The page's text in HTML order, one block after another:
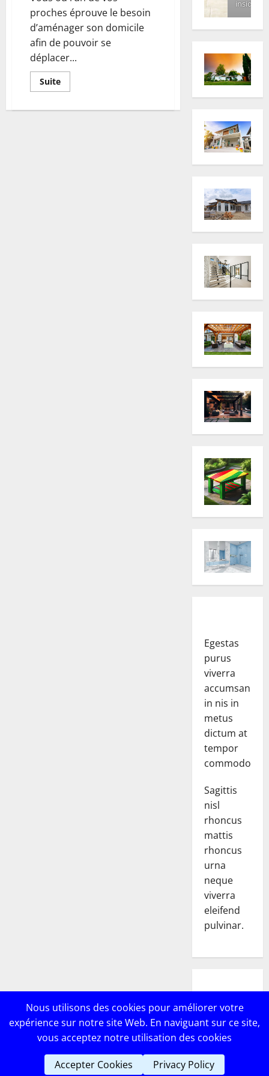
proches éprouve le besoin
d’aménager son domicile
afin de pouvoir se
déplacer...
SuiteEn
savoir
inside
Egestas
purus
viverra
accumsan
in nis in
metus
dictum at
tempor
commodo.
Sagittis
nisl
rhoncus
mattis
rhoncus
urna
neque
viverra
eleifend
pulvinar.
POSTS
Copyright © Lebricomag| MoreNews par AF themes
Nous utilisons des cookies pour améliorer votre
expérience sur notre site Web. En naviguant sur ce site,
vous acceptez notre utilisation des cookies
Accepter Cookies Privacy Policy